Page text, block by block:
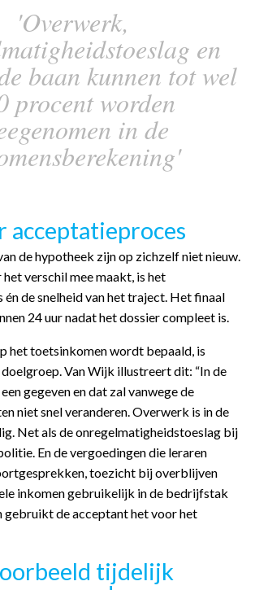
'Overwerk,
en
baan kunnen tot wel
procent worden
in de
acceptatieproces
de hypotheek zijn op zichzelf niet nieuw.
verschil mee maakt, is het
de snelheid van het traject. Het finaal
24 uur nadat het dossier compleet is.
het toetsinkomen wordt bepaald, is
Van Wijk illustreert dit: “In de
gegeven en dat zal vanwege de
niet snel veranderen. Overwerk is in de
Net als de onregelmatigheidstoeslag bij
En de vergoedingen die leraren
toezicht bij overblijven
inkomen gebruikelijk in de bedrijfstak
gebruikt de acceptant het voor het
tijdelijk